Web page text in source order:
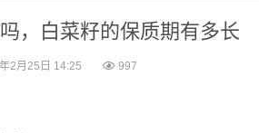
，白菜籽的保质期有多长
2月25日 14:25 997